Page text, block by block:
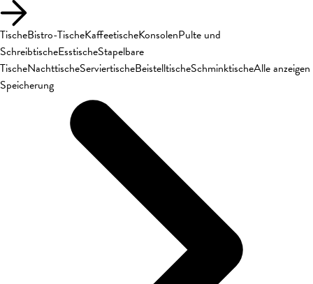
TischeBistro-TischeKaffeetischeKonsolenPulte und
SchreibtischeEsstischeStapelbare
TischeNachttischeServiertischeBeistelltischeSchminktischeAlle anzeigen
Speicherung